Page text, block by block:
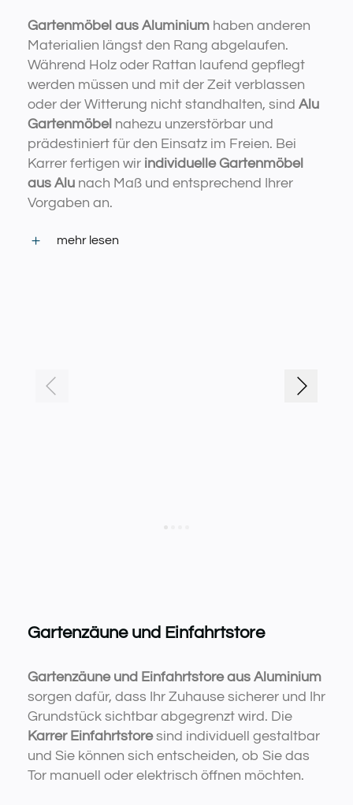
Gartenmöbel aus Aluminium haben anderen
Materialien längst den Rang abgelaufen.
Während Holz oder Rattan laufend gepflegt
werden müssen und mit der Zeit verblassen
oder der Witterung nicht standhalten, sind Alu
Gartenmöbel nahezu unzerstörbar und
prädestiniert für den Einsatz im Freien. Bei
Karrer fertigen wir individuelle Gartenmöbel
aus Alu nach Maß und entsprechend Ihrer
Vorgaben an.
mehr lesen
Gartenzäune und Einfahrtstore
Gartenzäune und Einfahrtstore aus Aluminium
sorgen dafür, dass Ihr Zuhause sicherer und Ihr
Grundstück sichtbar abgegrenzt wird. Die
Karrer Einfahrtstoresind individuell gestaltbar
und Sie können sich entscheiden, ob Sie das
Tor manuell oder elektrisch öffnen möchten.